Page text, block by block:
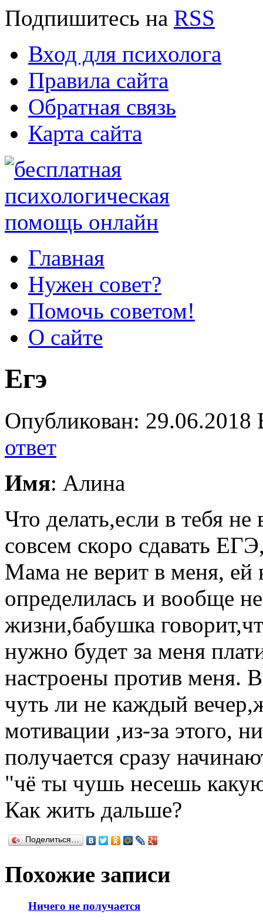
Подпишитесь на RSS
Вход для психолога
Правила сайта
Обратная связь
Карта сайта
Главная
Нужен совет?
Помочь советом!
О сайте
Егэ
Опубликован:
ответ
Имя: Алина
Что делать,если в тебя
совсем скоро сдавать
Мама не верит в меня, ей
определилась и вообще
жизни,бабушка
нужно будет за меня
настроены против меня.
чуть ли не каждый
мотивации ,из-за этого,
получается сразу
"чё ты чушь несешь
Как жить дальше?
Поделиться…
Похожие записи
Ничего не получается